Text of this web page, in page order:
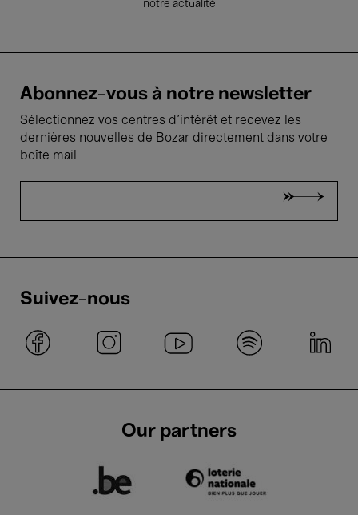
notre actualité
Abonnez-vous à notre newsletter
Sélectionnez vos centres d'intérêt et recevez les
dernières nouvelles de Bozar directement dans votre
boîte mail
Suivez-nous
Our partners